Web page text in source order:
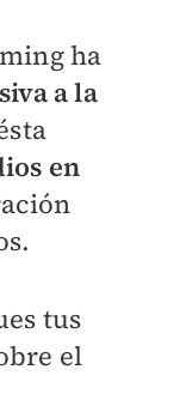
ha
a la
en
tus
el